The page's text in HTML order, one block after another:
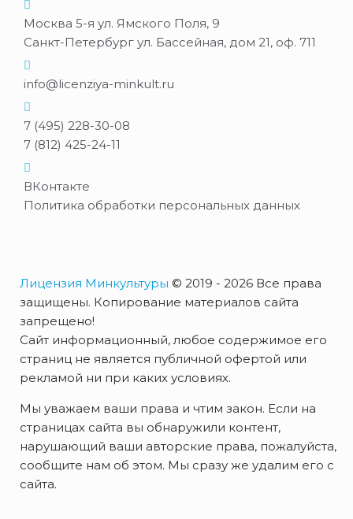
Москва 5-я ул. Ямского Поля, 9
Санкт-Петербург ул. Бассейная, дом 21, оф. 711
info@licenziya-minkult.ru
7 (495) 228-30-08
7 (812) 425-24-11
ВКонтакте
Политика обработки персональных данных
Лицензия Минкультуры © 2019 - 2026 Все права
защищены. Копирование материалов сайта
запрещено!
Сайт информационный, любое содержимое его
страниц не является публичной офертой или
рекламой ни при каких условиях.
Мы уважаем ваши права и чтим закон. Если на
страницах сайта вы обнаружили контент,
нарушающий ваши авторские права, пожалуйста,
сообщите нам об этом. Мы сразу же удалим его с
сайта.